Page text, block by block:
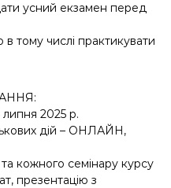
усний екзамен перед
тому числі практикувати
2025 р.
дій – ОНЛАЙН,
кожного семінару курсу
презентацію з